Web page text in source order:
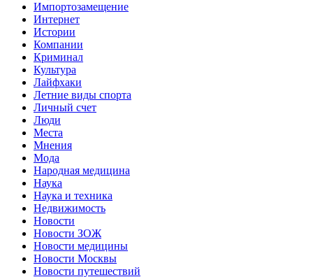
Импортозамещение
Интернет
Истории
Компании
Криминал
Культура
Лайфхаки
Летние виды спорта
Личный счет
Люди
Места
Мнения
Мода
Народная медицина
Наука
Наука и техника
Недвижимость
Новости
Новости ЗОЖ
Новости медицины
Новости Москвы
Новости путешествий